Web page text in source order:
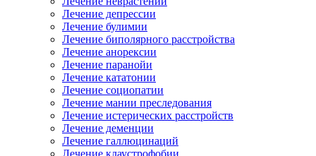
Лечение депрессии
Лечение булимии
Лечение биполярного расстройства
Лечение анорексии
Лечение паранойи
Лечение кататонии
Лечение социопатии
Лечение мании преследования
Лечение истерических расстройств
Лечение деменции
Лечение галлюцинаций
Лечение клаустрофобии